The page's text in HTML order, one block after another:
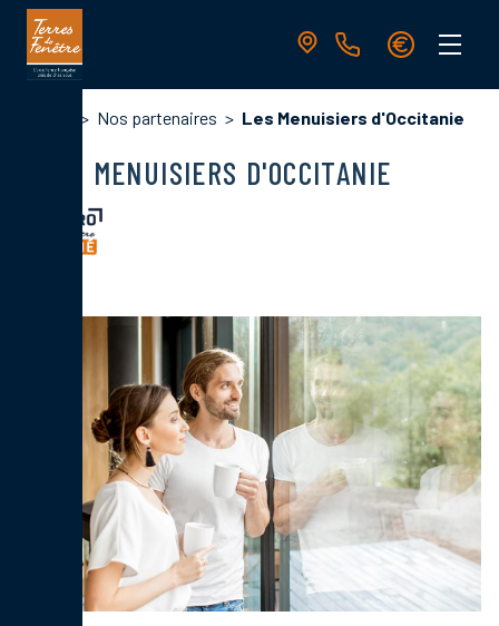
Aller
contenu
principale
Nos partenaires Les Menuisiers d'Occitanie
LES MENUISIERS D'OCCITANIE